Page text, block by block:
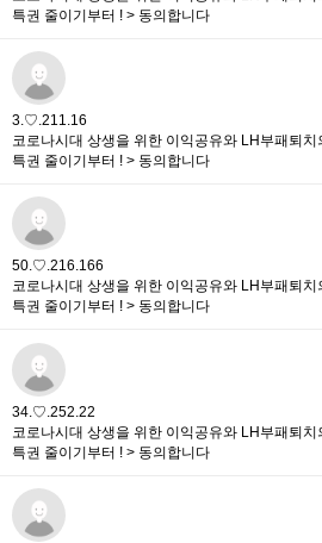
특권 줄이기부터 ! > 동의합니다
3.♡.211.16
코로나시대 상생을 위한 이익공유와 LH부패퇴
특권 줄이기부터 ! > 동의합니다
50.♡.216.166
코로나시대 상생을 위한 이익공유와 LH부패퇴
특권 줄이기부터 ! > 동의합니다
34.♡.252.22
코로나시대 상생을 위한 이익공유와 LH부패퇴
특권 줄이기부터 ! > 동의합니다